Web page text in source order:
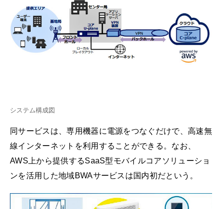
システム構成図
同サービスは、専用機器に電源をつなぐだけで、高速無
線インターネットを利用することができる。なお、
AWS上から提供するSaaS型モバイルコアソリューショ
ンを活用した地域BWAサービスは国内初だという。